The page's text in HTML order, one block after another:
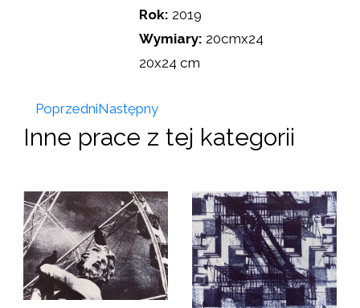
Rok: 2019
Wymiary: 20cmx24
20x24 cm
PoprzedniNastępny
Inne prace z tej kategorii